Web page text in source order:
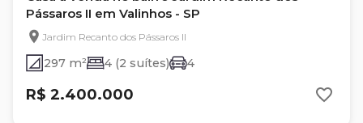
Pássaros II em Valinhos - SP
Jardim Recanto dos Pássaros II
297 m² 4 (2 suítes) 4
R$ 2.400.000